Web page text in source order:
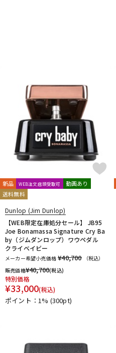
新品 WEB注文店頭受取可
動画あり
送料無料
Dunlop (Jim Dunlop)
【WEB限定在庫処分セール】 JB95
Joe Bonamassa Signature Cry Ba
by（ジムダンロップ）ワウペダル
クライベイビー
メーカー希望小売価格 ¥40,700
（税込）
販売価格¥40,700(税込)
特別価格
¥33,000(税込)
ポイント：1% (300pt)